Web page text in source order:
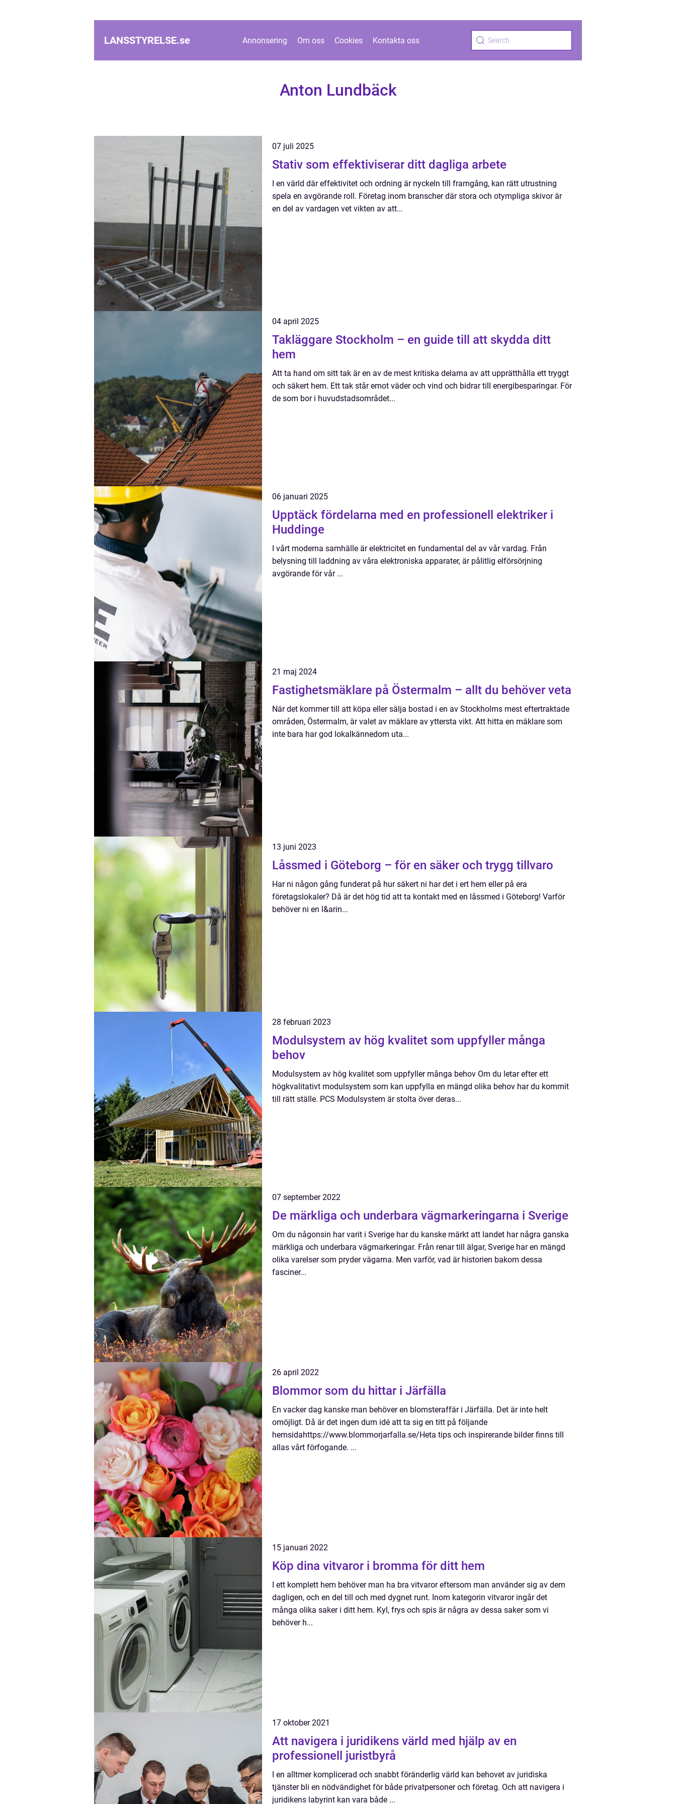
LANSSTYRELSE.se Annonsering Om oss Cookies Kontakta oss
Anton Lundbäck
07 juli 2025
Stativ som effektiviserar ditt dagliga arbete
I en värld där effektivitet och ordning är nyckeln till framgång, kan rätt utrustning
spela en avgörande roll. Företag inom branscher där stora och otympliga skivor är
en del av vardagen vet vikten av att...
04 april 2025
Takläggare Stockholm – en guide till att skydda ditt
hem
Att ta hand om sitt tak är en av de mest kritiska delarna av att upprätthålla ett tryggt
och säkert hem. Ett tak står emot väder och vind och bidrar till energibesparingar. För
de som bor i huvudstadsområdet...
06 januari 2025
Upptäck fördelarna med en professionell elektriker i
Huddinge
I vårt moderna samhälle är elektricitet en fundamental del av vår vardag. Från
belysning till laddning av våra elektroniska apparater, är pålitlig elförsörjning
avgörande för vår ...
21 maj 2024
Fastighetsmäklare på Östermalm – allt du behöver veta
När det kommer till att köpa eller sälja bostad i en av Stockholms mest eftertraktade
områden, Östermalm, är valet av mäklare av yttersta vikt. Att hitta en mäklare som
inte bara har god lokalkännedom uta...
13 juni 2023
Låssmed i Göteborg – för en säker och trygg tillvaro
Har ni någon gång funderat på hur säkert ni har det i ert hem eller på era
företagslokaler? Då är det hög tid att ta kontakt med en låssmed i Göteborg! Varför
behöver ni en l&arin...
28 februari 2023
Modulsystem av hög kvalitet som uppfyller många
behov
Modulsystem av hög kvalitet som uppfyller många behov Om du letar efter ett
högkvalitativt modulsystem som kan uppfylla en mängd olika behov har du kommit
till rätt ställe. PCS Modulsystem är stolta över deras...
07 september 2022
De märkliga och underbara vägmarkeringarna i Sverige
Om du någonsin har varit i Sverige har du kanske märkt att landet har några ganska
märkliga och underbara vägmarkeringar. Från renar till älgar, Sverige har en mängd
olika varelser som pryder vägarna. Men varför, vad är historien bakom dessa
fasciner...
26 april 2022
Blommor som du hittar i Järfälla
En vacker dag kanske man behöver en blomsteraffär i Järfälla. Det är inte helt
omöjligt. Då är det ingen dum idé att ta sig en titt på följande
hemsidahttps://www.blommorjarfalla.se/Heta tips och inspirerande bilder finns till
allas vårt förfogande. ...
15 januari 2022
Köp dina vitvaror i bromma för ditt hem
I ett komplett hem behöver man ha bra vitvaror eftersom man använder sig av dem
dagligen, och en del till och med dygnet runt. Inom kategorin vitvaror ingår det
många olika saker i ditt hem. Kyl, frys och spis är några av dessa saker som vi
behöver h...
17 oktober 2021
Att navigera i juridikens värld med hjälp av en
professionell juristbyrå
I en alltmer komplicerad och snabbt föränderlig värld kan behovet av juridiska
tjänster bli en nödvändighet för både privatpersoner och företag. Och att navigera i
juridikens labyrint kan vara både ...